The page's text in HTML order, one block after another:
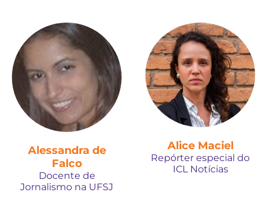
Alessandra de
Falco
Docente de
Jornalismo na UFSJ
Alice Maciel
Repórter especial do
ICL Notícias